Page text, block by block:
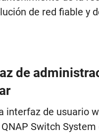
de red fiable y
de
interfaz de usuario
Switch System